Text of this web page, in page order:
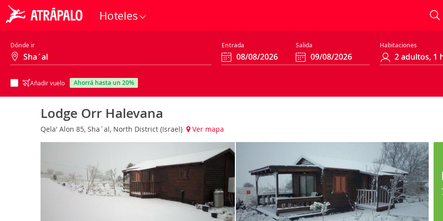
Hoteles
Dónde ir Entrada Salida Habitaciones
Añadir vuelo ahorrá hasta un 20%
Lodge Orr Halevana
Qela' Alon 85, Sha´al, North District (Israel) Ver mapa